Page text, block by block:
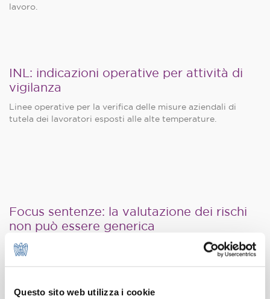
Questo sito web utilizza i cookie
lavoro.
INL: indicazioni operative per attività di
vigilanza
Linee operative per la verifica delle misure aziendali di
tutela dei lavoratori esposti alle alte temperature.
Focus sentenze: la valutazione dei rischi
non può essere generica
Responsabilità del datore di lavoro e del RSPP per DVR
inadeguato.